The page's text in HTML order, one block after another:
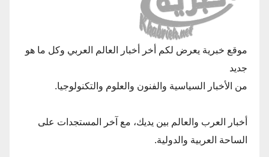
موقع خبرية يعرض لكم أخر أخبار العالم العربي وكل ما هو
جديد
من الأخبار السياسية والفنون والعلوم والتكنولوجيا.
أخبار العرب والعالم بين يديك، مع آخر المستجدات على
الساحة العربية والدولية.